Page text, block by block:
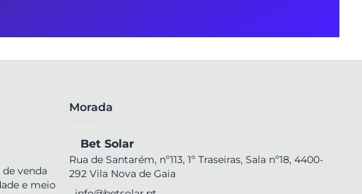
venda
e meio
Morada
Bet Solar
Rua de Santarém, nº113, 1º Traseiras, Sala nº18, 4400-
292 Vila Nova de Gaia